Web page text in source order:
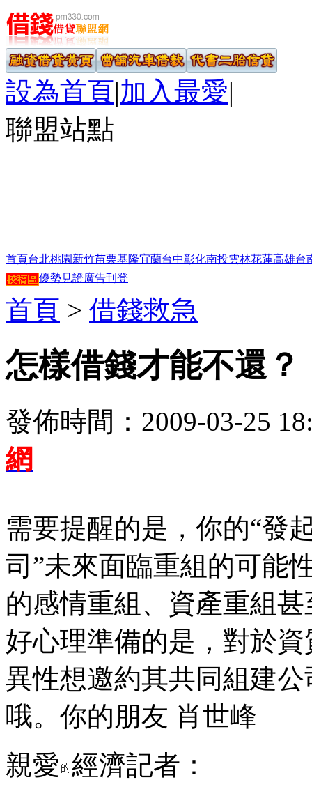
設為首頁|加入最愛|
聯盟站點
首頁台北桃園 新竹苗栗基隆宜蘭台中彰化南投雲林花蓮高雄台
優勢見證廣告刊登
首頁 > 借錢救急
怎樣借錢才能不還？
發佈時間：2009-03-25
網
需要提醒的是，你的“發
司”未來面臨重組的可能
的感情重組、資產重組
好心理準備的是，對於
異性想邀約其共同組建
哦。你的朋友 肖世峰
親愛 經濟記者：